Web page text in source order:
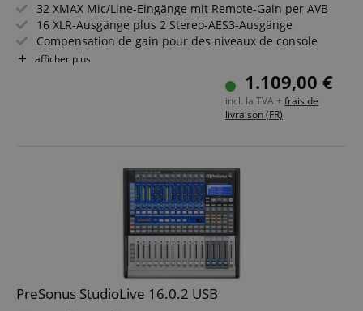
32 XMAX Mic/Line-Eingänge mit Remote-Gain per AVB
16 XLR-Ausgänge plus 2 Stereo-AES3-Ausgänge
Compensation de gain pour des niveaux de console
indépendants
Switch AVB à 2 ports intégré avec Locking-Ports
Contrôle via UC Surface et StudioLive Series III
Boîtier métallique robuste pour tournée et installation
afficher plus
1.109,00 €
incl. la TVA + frais de
livraison (FR)
PreSonus StudioLive 16.0.2 USB